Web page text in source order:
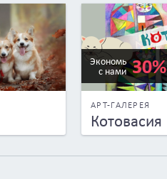
Экономь
с нами 30%
АРТ-ГАЛЕРЕЯ
Котовасия